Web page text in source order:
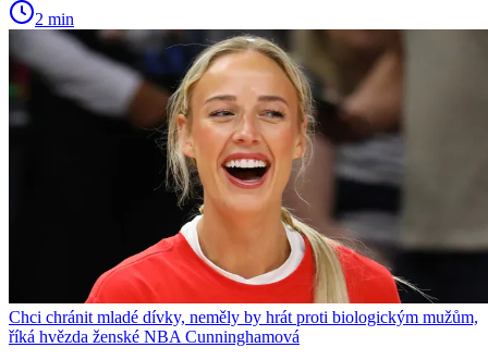
2 min
Chci chránit mladé dívky, neměly by hrát proti biologickým mužům,
říká hvězda ženské NBA Cunninghamová